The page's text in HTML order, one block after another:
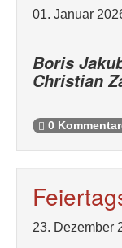
01. Januar
Boris
Christian
0
23. Dezember